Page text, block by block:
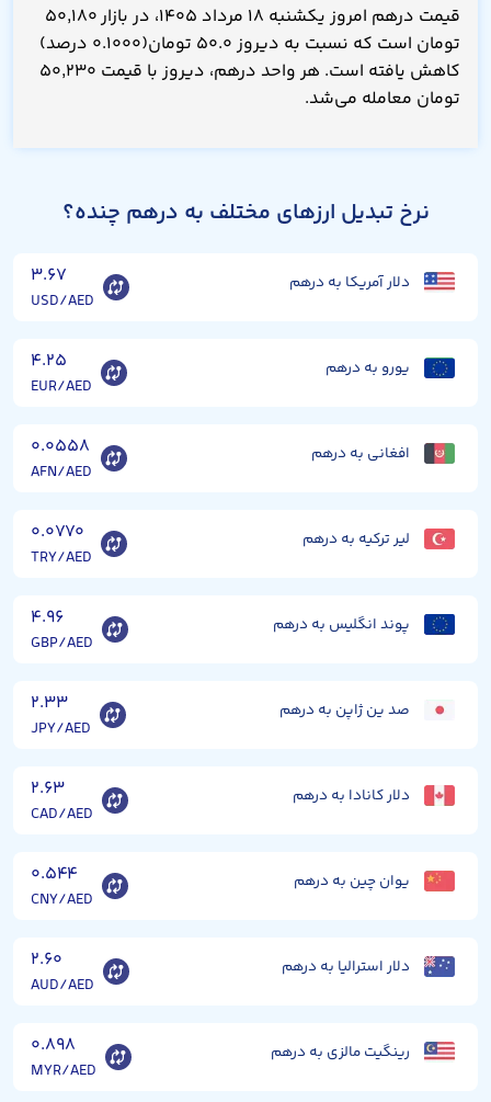
قیمت درهم امروز یکشنبه ۱۸ مرداد ۱۴۰۵، در بازار ۵۰,۱۸۰
تومان است که نسبت به دیروز ۵۰.۰ تومان(۰.۱۰۰۰ درصد)
کاهش یافته است. هر واحد درهم، دیروز با قیمت ۵۰,۲۳۰
تومان معامله می‌شد.
نرخ تبدیل ارزهای مختلف به درهم چنده؟
دلار آمریکا به درهم ۳.۶۷
USD/AED
یورو به درهم ۴.۲۵
EUR/AED
افغانی به درهم ۰.۰۵۵۸
AFN/AED
لیر ترکیه به درهم ۰.۰۷۷۰
TRY/AED
پوند انگلیس به درهم ۴.۹۶
GBP/AED
صد ین ژاپن به درهم ۲.۳۳
JPY/AED
دلار کانادا به درهم ۲.۶۳
CAD/AED
یوان چین به درهم ۰.۵۴۴
CNY/AED
دلار استرالیا به درهم ۲.۶۰
AUD/AED
رینگیت مالزی به درهم ۰.۸۹۸
MYR/AED